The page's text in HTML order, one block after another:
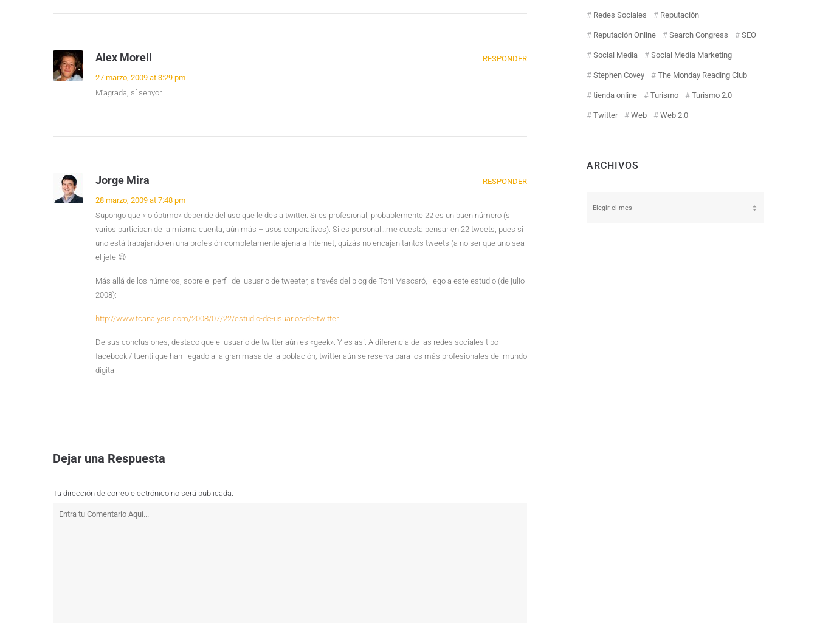
Alex Morell
27 marzo, 2009 at 3:29 pm
RESPONDER
M’agrada, sí senyor…
Jorge Mira
28 marzo, 2009 at 7:48 pm
RESPONDER
Supongo que «lo óptimo» depende del uso que le des a twitter. Si es profesional, probablemente 22 es un buen número (si
varios participan de la misma cuenta, aún más – usos corporativos). Si es personal…me cuesta pensar en 22 tweets, pues si
uno está trabajando en una profesión completamente ajena a Internet, quizás no encajan tantos tweets (a no ser que uno sea
el jefe 😉
Más allá de los números, sobre el perfil del usuario de tweeter, a través del blog de Toni Mascaró, llego a este estudio (de julio
2008):
http://www.tcanalysis.com/2008/07/22/estudio-de-usuarios-de-twitter
De sus conclusiones, destaco que el usuario de twitter aún es «geek». Y es así. A diferencia de las redes sociales tipo
facebook / tuenti que han llegado a la gran masa de la población, twitter aún se reserva para los más profesionales del mundo
digital.
Dejar una Respuesta
Tu dirección de correo electrónico no será publicada.
Redes Sociales Reputación
Reputación Online Search Congress SEO
Social Media Social Media Marketing
Stephen Covey The Monday Reading Club
tienda online Turismo Turismo 2.0
Twitter Web Web 2.0
ARCHIVOS